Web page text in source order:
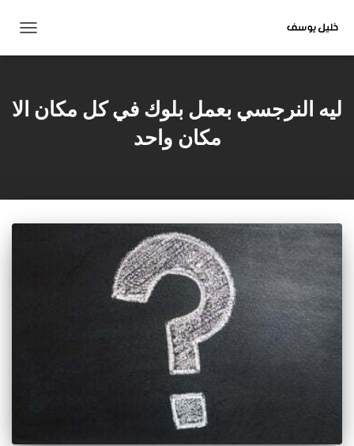
التنقل
ليه النرجسي بعمل بلوك في كل مكان الا
مكان واحد